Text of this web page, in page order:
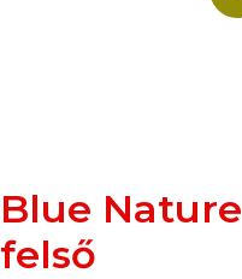
Blue Nature
felső